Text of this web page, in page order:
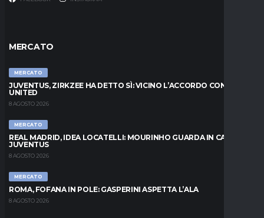
MERCATO
MERCATO
JUVENTUS, ZIRKZEE HA DETTO SÌ: VICINO L’ACCORDO CON LO
UNITED
8 AGOSTO 2026
MERCATO
REAL MADRID, IDEA LOCATELLI: MOURINHO GUARDA IN CASA
JUVENTUS
8 AGOSTO 2026
MERCATO
ROMA, FOFANA IN POLE: GASPERINI ASPETTA L’ALA
8 AGOSTO 2026